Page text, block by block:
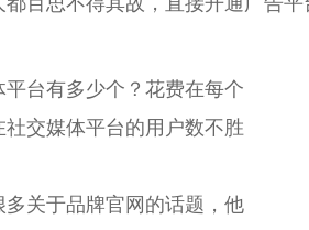
台有多少个？花费在每个
交媒体平台的用户数不胜
关于品牌官网的话题，他